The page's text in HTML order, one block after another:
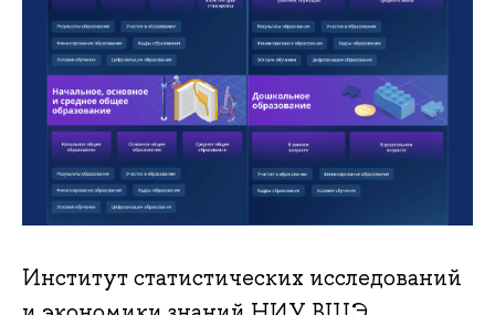
Институт статистических исследований